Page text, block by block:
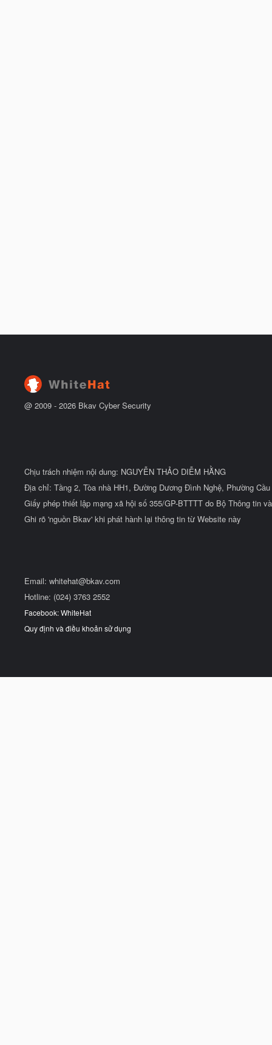
@ 2009 - 2026 Bkav Cyber Security
Chịu trách nhiệm nội dung: NGUYỄN THẢO DIỄM HẰNG
Địa chỉ: Tầng 2, Tòa nhà HH1, Đường Dương Đình Nghệ, Phường
Giấy phép thiết lập mạng xã hội số 355/GP-BTTTT do Bộ Thông tin
Ghi rõ 'nguồn Bkav' khi phát hành lại thông tin từ Website này
Email: whitehat@bkav.com
Hotline: (024) 3763 2552
Facebook: WhiteHat
Quy định và điều khoản sử dụng